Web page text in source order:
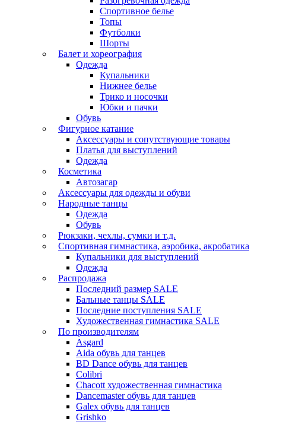
Спортивное белье
Топы
Футболки
Шорты
Балет и хореография
Одежда
Купальники
Нижнее белье
Трико и носочки
Юбки и пачки
Обувь
Фигурное катание
Аксессуары и сопутствующие товары
Платья для выступлений
Одежда
Косметика
Автозагар
Аксессуары для одежды и обуви
Народные танцы
Одежда
Обувь
Рюкзаки, чехлы, сумки и т.д.
Спортивная гимнастика, аэробика, акробатика
Купальники для выступлений
Одежда
Распродажа
Последний размер SALE
Бальные танцы SALE
Последние поступления SALE
Художественная гимнастика SALE
По производителям
Asgard
Аida обувь для танцев
BD Dance обувь для танцев
Colibri
Chacott художественная гимнастика
Dancemaster обувь для танцев
Galex обувь для танцев
Grishko